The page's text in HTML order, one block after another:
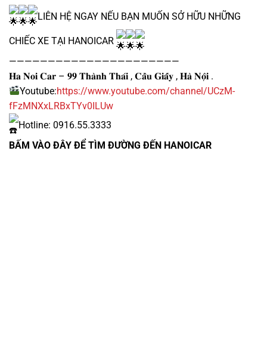
LIÊN HỆ NGAY NẾU BẠN MUỐN SỞ HỮU NHỮNG
CHIẾC XE TẠI HANOICAR
——————————————————————
𝐇𝐚 𝐍𝐨𝐢 𝐂𝐚𝐫 – 𝟗𝟗 𝐓𝐡𝐚̀𝐧𝐡 𝐓𝐡𝐚́𝐢 , 𝐂𝐚̂̀𝐮 𝐆𝐢𝐚̂́𝐲 , 𝐇𝐚̀ 𝐍𝐨̣̂𝐢 .
Youtube:https://www.youtube.com/channel/UCzM-
fFzMNXxLRBxTYv0ILUw
Hotline: 0916.55.3333
BẤM VÀO ĐÂY ĐỂ TÌM ĐƯỜNG ĐẾN HANOICAR
2 tỷ 790 triệu
Lexus NX300 2021